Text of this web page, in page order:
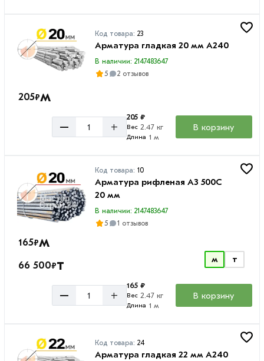
Код товара:23
Арматура гладкая 20 мм A240
В наличии: 2147483647
5
2 отзывов
205₽м
– +
205 ₽
Вес 2.47 кг
Длина 1 м
В корзину
Код товара: 10
Арматура рифленая А3 500С
20 мм
В наличии: 2147483647
5
1 отзывов
165₽м
66 500₽т м т
– +
165 ₽
Вес 2.47 кг
Длина 1 м
В корзину
Код товара:24
Арматура гладкая 22 мм A240